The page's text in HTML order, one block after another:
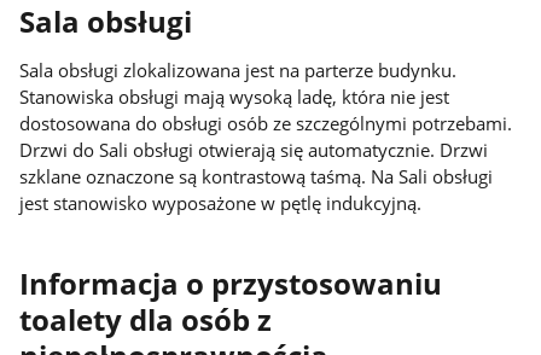
Sala obsługi
Sala obsługi zlokalizowana jest na parterze budynku.
Stanowiska obsługi mają wysoką ladę, która nie jest
dostosowana do obsługi osób ze szczególnymi potrzebami.
Drzwi do Sali obsługi otwierają się automatycznie. Drzwi
szklane oznaczone są kontrastową taśmą. Na Sali obsługi
jest stanowisko wyposażone w pętlę indukcyjną.
Informacja o przystosowaniu
toalety dla osób z